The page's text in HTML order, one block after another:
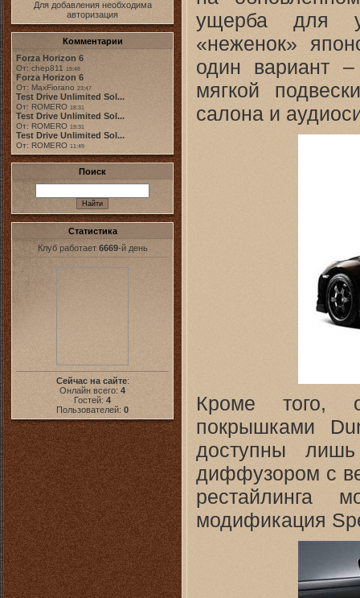
Для добавления необходима
авторизация
Комментарии
Forza Horizon 6
От: chep811 19:48
Forza Horizon 6
От: MaxFiorano 23:47
Test Drive Unlimited Sol...
От: ROMERO 18:31
Test Drive Unlimited Sol...
От: ROMERO 19:31
Test Drive Unlimited Sol...
От: ROMERO 11:49
Поиск
Статистика
Клуб работает 6669-й день
Сейчас на сайте:
Онлайн всего: 4
Гостей: 4
Пользователей: 0
ущерба для
«неженок»
один вариант
мягкой
салона и
Кроме того,
покрышками
доступны
диффузором с
рестайлинга
модификация